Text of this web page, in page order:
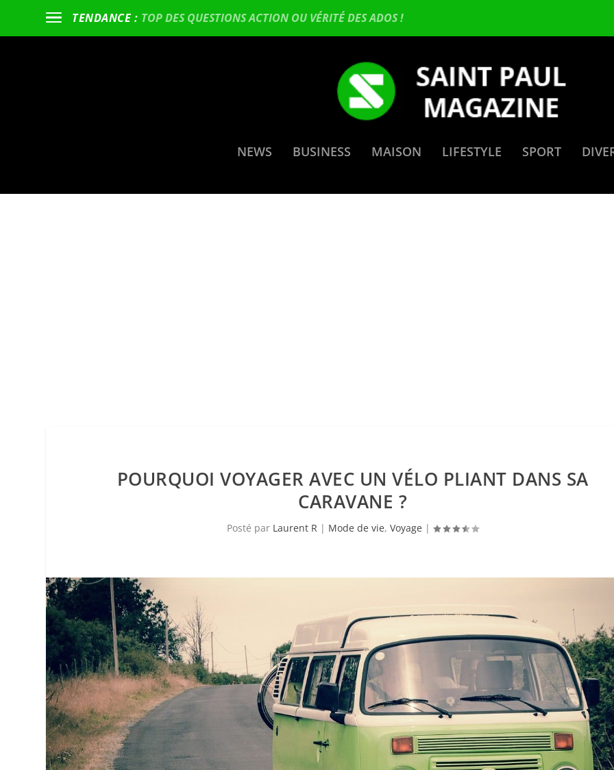
TENDANCE : TOP DES QUESTIONS ACTION OU VÉRITÉ DES ADOS !
NEWS BUSINESS MAISON LIFESTYLE SPORT
POURQUOI VOYAGER AVEC UN VÉLO PLIANT DANS SA
CARAVANE ?
Posté par Laurent R | Mode de vie,Voyage |